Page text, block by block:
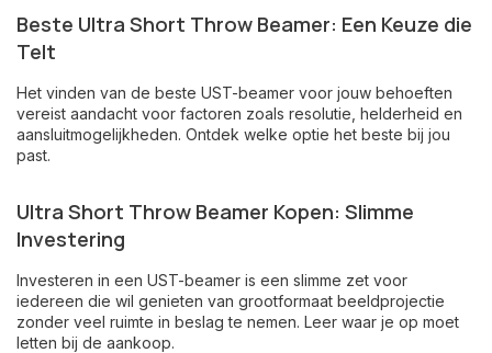
Beste Ultra Short Throw Beamer: Een Keuze die
Telt
Het vinden van de beste UST-beamer voor jouw behoeften
vereist aandacht voor factoren zoals resolutie, helderheid en
aansluitmogelijkheden. Ontdek welke optie het beste bij jou
past.
Ultra Short Throw Beamer Kopen: Slimme
Investering
Investeren in een UST-beamer is een slimme zet voor
iedereen die wil genieten van grootformaat beeldprojectie
zonder veel ruimte in beslag te nemen. Leer waar je op moet
letten bij de aankoop.